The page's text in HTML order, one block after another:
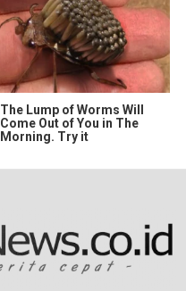
The Lump of Worms Will
Come Out of You in The
Morning. Try it